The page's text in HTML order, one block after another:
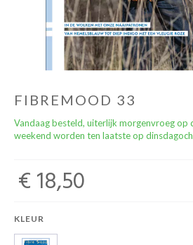
naailessen/naaicafé
FIBREMOOD 33
Vandaag besteld, uiterlijk morgenvroeg op
weekend worden ten laatste op
€ 18,50
KLEUR